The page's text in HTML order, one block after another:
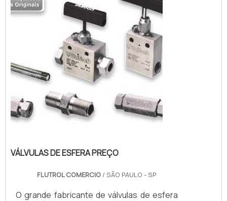
VÁLVULAS DE ESFERA PREÇO
FLUTROL COMERCIO / SÃO PAULO - SP
O grande fabricante de válvulas de esfera